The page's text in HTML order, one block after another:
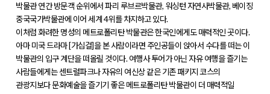
박물관 연간 방문객 순위에서 파리 루브르박물관, 워싱턴 자연사박물관, 베이징
중국국가박물관에 이어 세계 4위를 차지하고 있다.
이처럼 화려한 명성의 메트로폴리탄 박물관은 한국인에게도 매력적인 곳이다.
아마 미국 드라마 [가십걸]을 본 사람이라면 주인공들이 앉아서 수다를 떠는 이
박물관의 입구 계단을 떠올릴 것이다. 여행사 투어가 아닌 자유 여행을 즐기는
사람들에게는 센트럴파크나 자유의 여신상 같은 기존 패키지 코스의
관광지보다 문화예술을 즐기기 좋은 메트로폴리탄 박물관이 더 매력적일